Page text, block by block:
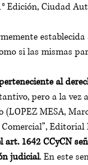
Edición, Ciudad
si las mismas
al
pero a la vez
MESA,
Editorial
art. 1642 CCyCN
judicial. En este